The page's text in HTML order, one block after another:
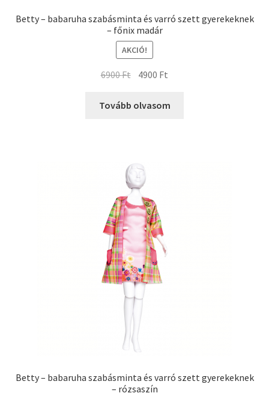
Betty – babaruha szabásminta és varró szett gyerekeknek
– főnix madár
AKCIÓ!
6900Ft 4900 Ft
Tovább olvasom
Betty – babaruha szabásminta és varró szett gyerekeknek
– rózsaszín